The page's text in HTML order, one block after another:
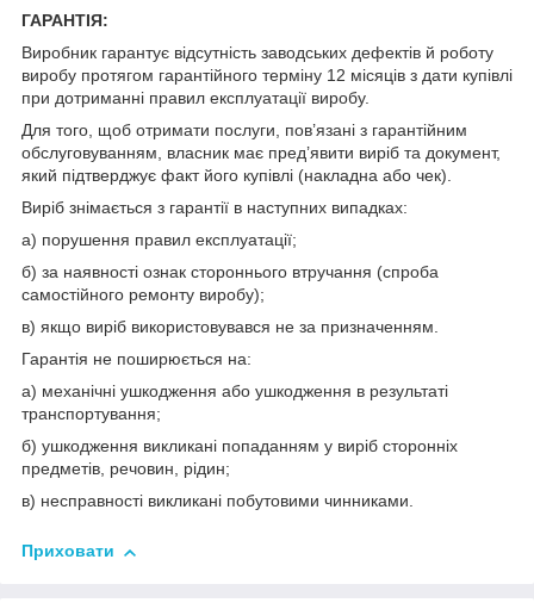
ГАРАНТІЯ:
Виробник гарантує відсутність заводських дефектів й роботу
виробу протягом гарантійного терміну 12 місяців з дати купівлі
при дотриманні правил експлуатації виробу.
Для того, щоб отримати послуги, пов’язані з гарантійним
обслуговуванням, власник має пред’явити виріб та документ,
який підтверджує факт його купівлі (накладна або чек).
Виріб знімається з гарантії в наступних випадках:
а) порушення правил експлуатації;
б) за наявності ознак стороннього втручання (спроба
самостійного ремонту виробу);
в) якщо виріб використовувався не за призначенням.
Гарантія не поширюється на:
а) механічні ушкодження або ушкодження в результаті
транспортування;
б) ушкодження викликані попаданням у виріб сторонніх
предметів, речовин, рідин;
в) несправності викликані побутовими чинниками.
Приховати